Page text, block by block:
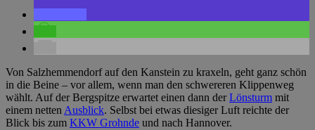
Von Salzhemmendorf auf den Kanstein zu kraxeln, geht ganz schön
in die Beine – vor allem, wenn man den schwereren Klippenweg
wählt. Auf der Bergspitze erwartet einen dann derLönsturm mit
einem netten Ausblick. Selbst bei etwas diesiger Luft reichte der
Blick bis zum KKW Grohnde und nach Hannover.